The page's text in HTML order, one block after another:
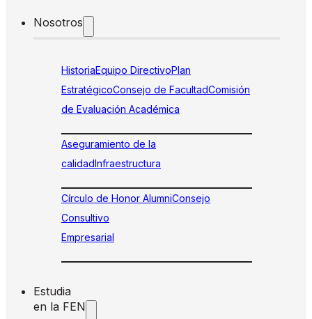
Nosotros
HistoriaEquipo DirectivoPlan
EstratégicoConsejo de FacultadComisión
de Evaluación Académica
Aseguramiento de la
calidadInfraestructura
Círculo de Honor AlumniConsejo
Consultivo
Empresarial
Estudia
en la FEN